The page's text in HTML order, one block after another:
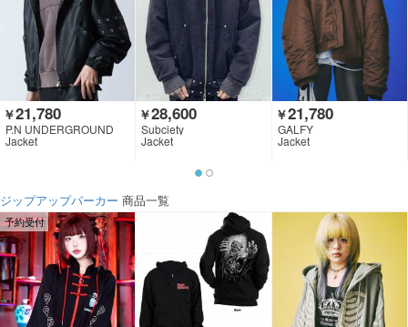
￥21,780
P.N UNDERGROUND
Jacket
￥28,600
Subciety
Jacket
￥21,780
GALFY
Jacket
ジップアップパーカー 商品一覧
予約受付